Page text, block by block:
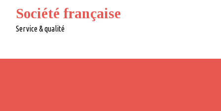
Société française
Service & qualité